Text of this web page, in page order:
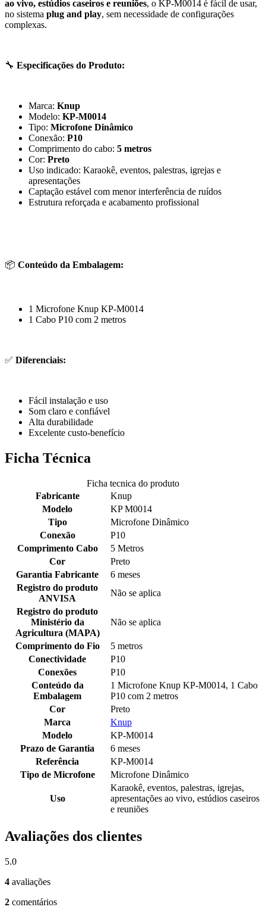
ao vivo, estúdios caseiros e reuniões, o KP-M0014 é fácil de usar,
no sistema plug and play, sem necessidade de configurações
complexas.
🔧 Especificações do Produto:
Marca: Knup
Modelo: KP-M0014
Tipo: Microfone Dinâmico
Conexão: P10
Comprimento do cabo: 5 metros
Cor: Preto
Uso indicado: Karaokê, eventos, palestras, igrejas e
apresentações
Captação estável com menor interferência de ruídos
Estrutura reforçada e acabamento profissional
📦 Conteúdo da Embalagem:
1 Microfone Knup KP-M0014
1 Cabo P10 com 2 metros
✅ Diferenciais:
Fácil instalação e uso
Som claro e confiável
Alta durabilidade
Excelente custo-benefício
Ficha Técnica
Ficha tecnica do produto
Fabricante
Knup
Modelo
KP M0014
Tipo
Microfone Dinâmico
Conexão
P10
Comprimento Cabo
5 Metros
Cor
Preto
Garantia Fabricante
6 meses
Registro do produto
ANVISA
Não se aplica
Registro do produto
Ministério da
Agricultura (MAPA)
Não se aplica
Comprimento do Fio
5 metros
Conectividade
P10
Conexões
P10
Conteúdo da
Embalagem
1 Microfone Knup KP-M0014, 1 Cabo
P10 com 2 metros
Cor
Preto
Marca
Knup
Modelo
KP-M0014
Prazo de Garantia
6 meses
Referência
KP-M0014
Tipo de Microfone
Microfone Dinâmico
Uso
Karaokê, eventos, palestras, igrejas,
apresentações ao vivo, estúdios caseiros
e reuniões
Avaliações dos clientes
5.0
4 avaliações
2 comentários